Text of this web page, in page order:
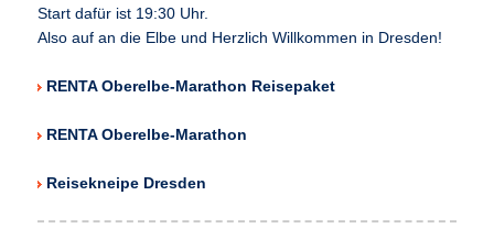
Start dafür ist 19:30 Uhr.
Also auf an die Elbe und Herzlich Willkommen in Dresden!
RENTA Oberelbe-Marathon Reisepaket
RENTA Oberelbe-Marathon
Reisekneipe Dresden